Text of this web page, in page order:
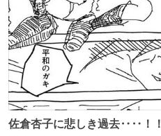
佐倉杏子に悲しき過去‥‥！！